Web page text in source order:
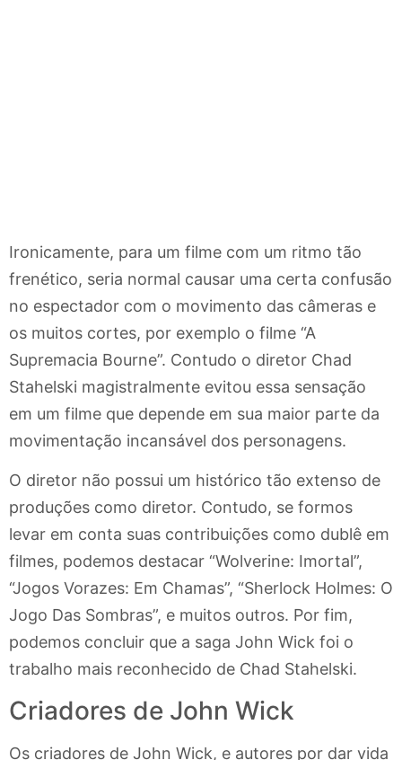
Ironicamente, para um filme com um ritmo tão
frenético, seria normal causar uma certa confusão
no espectador com o movimento das câmeras e
os muitos cortes, por exemplo o filme “A
Supremacia Bourne”. Contudo o diretor Chad
Stahelski magistralmente evitou essa sensação
em um filme que depende em sua maior parte da
movimentação incansável dos personagens.
O diretor não possui um histórico tão extenso de
produções como diretor. Contudo, se formos
levar em conta suas contribuições como dublê em
filmes, podemos destacar “Wolverine: Imortal”,
“Jogos Vorazes: Em Chamas”, “Sherlock Holmes: O
Jogo Das Sombras”, e muitos outros. Por fim,
podemos concluir que a saga John Wick foi o
trabalho mais reconhecido de Chad Stahelski.
Criadores de John Wick
Os criadores de John Wick, e autores por dar vida